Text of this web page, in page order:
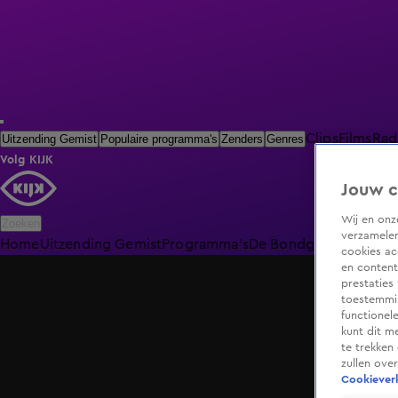
Uitzending Gemist Populaire programma's Zenders Genres ClipsFilms
Volg KIJK
HomeUitzending GemistProgramma's De Bondgenoten De
Jouw
Wij en
cookies
en
prestaties
kunt dit
te trekken
zullen